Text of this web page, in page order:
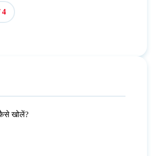
4
खोलें?